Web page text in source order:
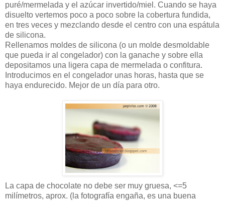
puré/mermelada y el azúcar invertido/miel. Cuando se haya
disuelto vertemos poco a poco sobre la cobertura fundida,
en tres veces y mezclando desde el centro con una espátula
de silicona.
Rellenamos moldes de silicona (o un molde desmoldable
que pueda ir al congelador) con la ganache y sobre ella
depositamos una ligera capa de mermelada o confitura.
Introducimos en el congelador unas horas, hasta que se
haya endurecido. Mejor de un día para otro.
La capa de chocolate no debe ser muy gruesa, <=5
milímetros, aprox. (la fotografía engaña, es una buena